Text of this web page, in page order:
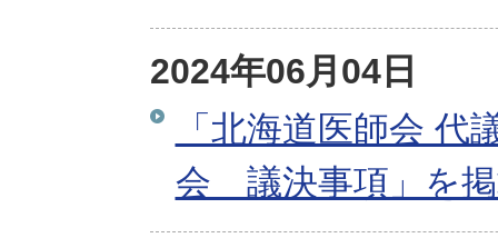
2024年06月04日
「北海道医師会
会 議決事項」を